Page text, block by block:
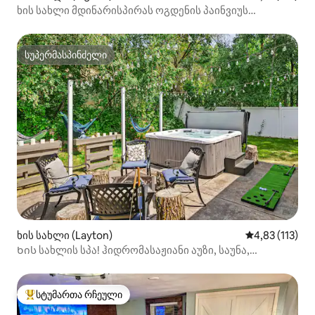
ხის სახლი მდინარისპირას ოგდენის პაინვიუს
სუპერმასპინძელი
სუპერმასპინძელი
ხის სახლი (Layton) საშუალო
4,83 (113)
Ხის სახლის სპა! ჰიდრომასაჟიანი აუზი, საუნა,
სტუმართა რჩეული მოწინავე ვარიანტი
სტუმართა რჩეული